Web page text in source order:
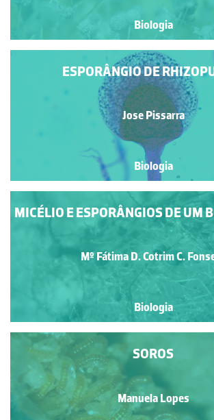
Biologia
ESPORÂNGIO DE
Jose Pissarra
Biologia
MICÉLIO E ESPORÂNGIOS DE UM
Mº Fátima D. Cotrim C.
Biologia
SOROS
Manuela Lopes